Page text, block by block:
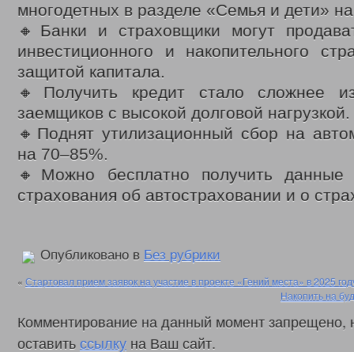
АДРЕСНАЯ СОЦИАЛЬНАЯ ПОМОЩЬ
ВЫДАЧА СПРАВОК О
СУБСИДИИ НА ОПЛАТУ ЖИЛОГО ПОМЕЩЕНИЯ И КОММУНАЛЬНЫХ
ПРОЕЗД ОТДЕЛЬНЫМИ ВИДАМИ ТРАНСПОРТА
ДЕНЕЖНЫЕ
ВОЗМЕЩЕНИЕ РАСХОДОВ НА ПОГРЕБЕНИЕ
ЗАКОНОДАТЕЛЬНЫЕ АКТЫ
ФЕДЕРАЛЬНЫЕ
РЕГИОНАЛЬНЫЕ
ПРИКАЗЫ УПРАВЛЕНИЯ
МЕРЫ СОЦИАЛЬНОЙ ПОДДЕРЖКИ
ДОСТУПНАЯ СРЕДА
ИНТЕРНЕТ
С ДНЕМ СОЦИАЛЬНОГО РАБОТНИКА
ДЕНЬ
ФОНД ПОДДЕРЖКИ ДЕТЕЙ
ДЕТСКИЙ ТЕЛЕФОН ДОВЕРИЯ
многодетных в разделе «Семья и дети»
🔸Банки и страховщики могут
инвестиционного и накопительного
защитой капитала.
🔸Получить кредит стало сложнее
заемщиков с высокой долговой нагрузкой.
🔸Поднят утилизационный сбор на
на 70–85%.
🔸Можно бесплатно получить
страхования об автостраховании и о
Опубликовано в Без рубрики
« Стартовал прием заявок на участие в проекте «Гений места» в 2025
Накопить на
Комментирование на данный момент запрещено,
оставитьссылку на Ваш сайт.